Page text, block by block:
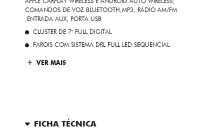
COMANDOS DE VOZ BLUETOOTH,MP3, RÁDIO AM/FM
,ENTRADA AUX, PORTA USB
CLUSTER DE 7" FULL DIGITAL
FAROIS COM SISTEMA DRL FULL LED SEQUENCIAL
VER MAIS
FICHA TÉCNICA